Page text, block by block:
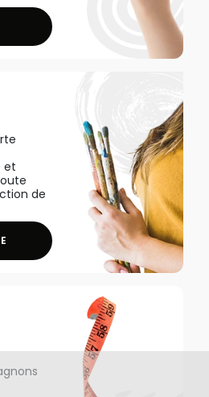
et
de